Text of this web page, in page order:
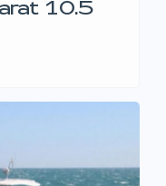
10.5